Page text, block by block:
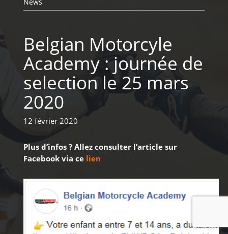
Belgian Motorcyle
Academy : journée de
selection le 25 mars
2020
12 février 2020
Plus d’infos ? Allez consulter l’article sur
Facebook via ce lien